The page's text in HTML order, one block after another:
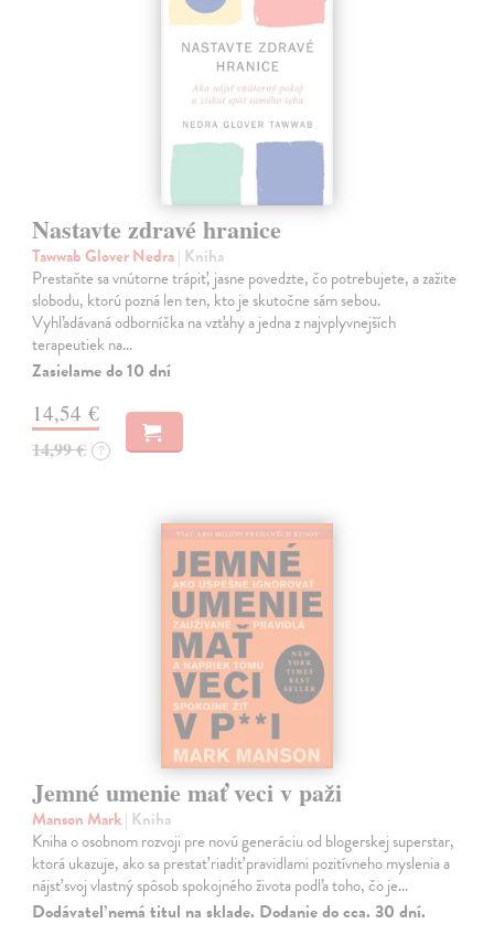
Nastavte zdravé hranice
Tawwab Glover Nedra| Kniha
Prestaňte sa vnútorne trápiť, jasne povedzte, čo potrebujete, a zažite
slobodu, ktorú pozná len ten, kto je skutočne sám sebou.
Vyhľadávaná odborníčka na vzťahy a jedna z najvplyvnejších
terapeutiek na…
Zasielame do 10 dní
14,54 €
14,99 € ?
Jemné umenie mať veci v paži
Manson Mark| Kniha
Kniha o osobnom rozvoji pre novú generáciu od blogerskej superstar,
ktorá ukazuje, ako sa prestať riadiť pravidlami pozitívneho myslenia a
nájsť svoj vlastný spôsob spokojného života podľa toho, čo je…
Dodávateľ nemá titul na sklade. Dodanie do cca. 30 dní.